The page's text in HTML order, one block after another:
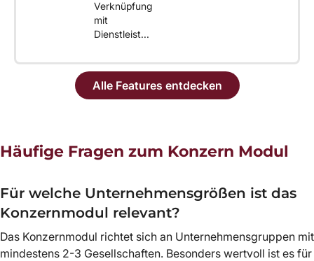
Verknüpfung
mit
Dienstleist...
Alle Features entdecken
Häufige Fragen zum Konzern Modul
Für welche Unternehmensgrößen ist das
Konzernmodul relevant?
Das Konzernmodul richtet sich an Unternehmensgruppen mit
mindestens 2-3 Gesellschaften. Besonders wertvoll ist es für